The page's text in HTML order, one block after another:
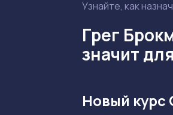
Узнайте, как
Грег
значит
Новый курс